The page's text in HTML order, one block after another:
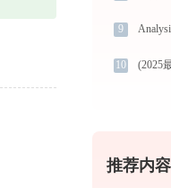
9
10
推荐内容